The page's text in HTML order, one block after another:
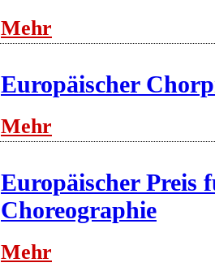
Mehr
Europäischer
Mehr
Europäischer Preis
Choreographie
Mehr